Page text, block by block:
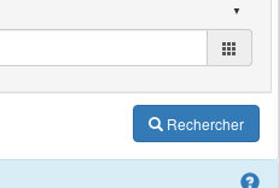
Rechercher